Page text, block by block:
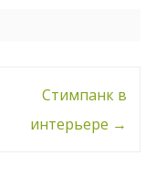
Стимпанк в
интерьере →